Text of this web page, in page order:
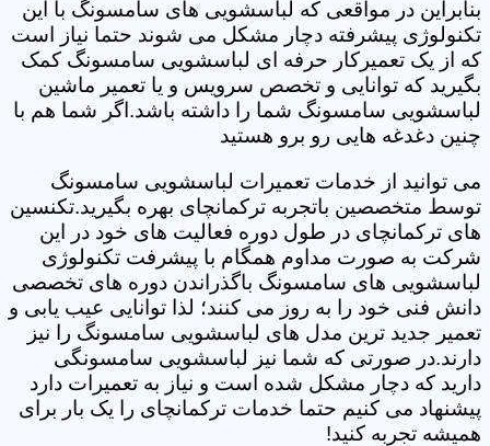
بنابراین در مواقعی که لباسشویی های سامسونگ با این
تکنولوژی پیشرفته دچار مشکل می شوند حتما نیاز است
که از یک تعمیرکار حرفه ای لباسشویی سامسونگ کمک
بگیرید که توانایی و تخصص سرویس و یا تعمیر ماشین
لباسشویی سامسونگ شما را داشته باشد.اگر شما هم با
چنین دغدغه هایی رو برو هستید
می توانید از خدمات تعمیرات لباسشویی سامسونگ
توسط متخصصین باتجربه ترکمانچای بهره بگیرید.تکنسین
های ترکمانچای در طول دوره فعالیت های خود در این
شرکت به صورت مداوم همگام با پیشرفت تکنولوژی
لباسشویی های سامسونگ باگذراندن دوره های تخصصی
دانش فنی خود را به روز می کنند؛ لذا توانایی عیب یابی و
تعمیر جدید ترین مدل های لباسشویی سامسونگ را نیز
دارند.در صورتی که شما نیز لباسشویی سامسونگی
دارید که دچار مشکل شده است و نیاز به تعمیرات دارد
پیشنهاد می کنیم حتما خدمات ترکمانچای را یک بار برای
همیشه تجربه کنید!